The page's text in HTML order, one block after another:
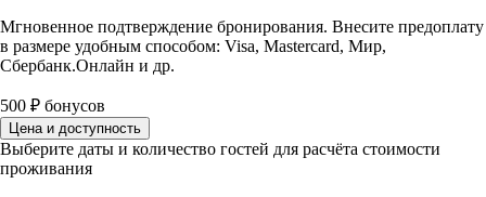
Мгновенное подтверждение бронирования. Внесите предоплату
в размере удобным способом: Visa, Mastercard, Мир,
Сбербанк.Онлайн и др.
500 ₽ бонусов
Цена и доступность
Выберите даты и количество гостей для расчёта стоимости
проживания